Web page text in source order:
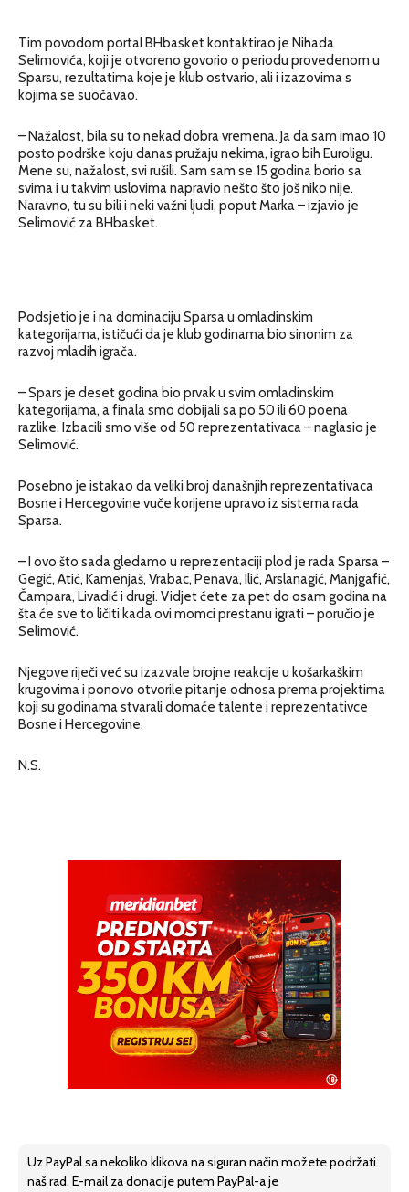
Tim povodom portal BHbasket kontaktirao je Nihada
Selimovića, koji je otvoreno govorio o periodu provedenom u
Sparsu, rezultatima koje je klub ostvario, ali i izazovima s
kojima se suočavao.
– Nažalost, bila su to nekad dobra vremena. Ja da sam imao 10
posto podrške koju danas pružaju nekima, igrao bih Euroligu.
Mene su, nažalost, svi rušili. Sam sam se 15 godina borio sa
svima i u takvim uslovima napravio nešto što još niko nije.
Naravno, tu su bili i neki važni ljudi, poput Marka – izjavio je
Selimović za BHbasket.
Podsjetio je i na dominaciju Sparsa u omladinskim
kategorijama, ističući da je klub godinama bio sinonim za
razvoj mladih igrača.
– Spars je deset godina bio prvak u svim omladinskim
kategorijama, a finala smo dobijali sa po 50 ili 60 poena
razlike. Izbacili smo više od 50 reprezentativaca – naglasio je
Selimović.
Posebno je istakao da veliki broj današnjih reprezentativaca
Bosne i Hercegovine vuče korijene upravo iz sistema rada
Sparsa.
– I ovo što sada gledamo u reprezentaciji plod je rada Sparsa –
Gegić, Atić, Kamenjaš, Vrabac, Penava, Ilić, Arslanagić, Manjgafić,
Čampara, Livadić i drugi. Vidjet ćete za pet do osam godina na
šta će sve to ličiti kada ovi momci prestanu igrati – poručio je
Selimović.
Njegove riječi već su izazvale brojne reakcije u košarkaškim
krugovima i ponovo otvorile pitanje odnosa prema projektima
koji su godinama stvarali domaće talente i reprezentativce
Bosne i Hercegovine.
N.S.
Uz PayPal sa nekoliko klikova na siguran način možete podržati
naš rad. E-mail za donacije putem PayPal-a je